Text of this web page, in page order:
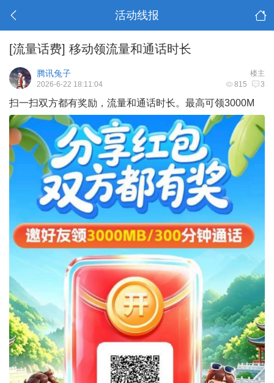
活动线报
[流量话费] 移动领流量和通话时长
楼主
腾讯兔子
815 3
2026-6-22 18:11:04
扫一扫双方都有奖励，流量和通话时长。最高可领3000M